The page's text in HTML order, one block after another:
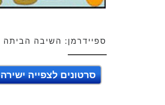
ספיידרמן: השיבה הביתה
סרטונים לצפייה ישירה